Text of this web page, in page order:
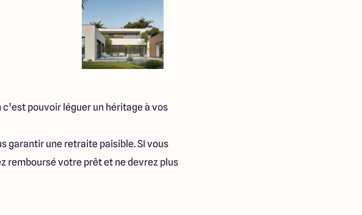
pouvoir léguer un héritage à vos
garantir une retraite paisible. SI vous
remboursé votre prêt et ne devrez plus